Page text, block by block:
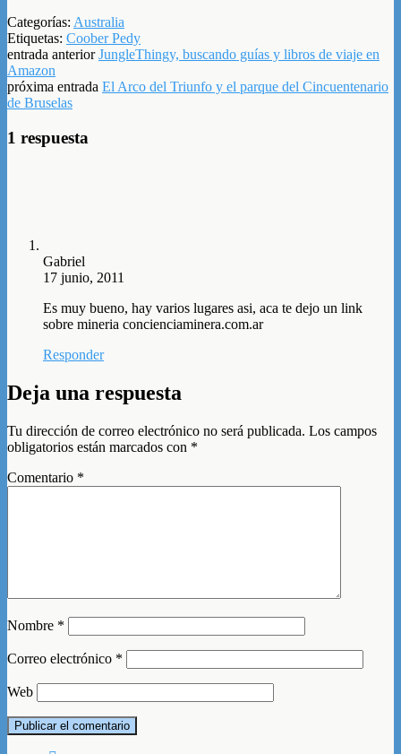
Categorías: Australia
Etiquetas: Coober Pedy
entrada anteriorJungleThingy, buscando guías y libros de viaje en
Amazon
próxima entrada El Arco del Triunfo y el parque del Cincuentenario
de Bruselas
1 respuesta
Gabriel
17 junio, 2011
Es muy bueno, hay varios lugares asi, aca te dejo un link
sobre mineria concienciaminera.com.ar
Responder
Deja una respuesta
Tu dirección de correo electrónico no será publicada. Los campos
obligatorios están marcados con *
Comentario *
Nombre *
Correo electrónico *
Web